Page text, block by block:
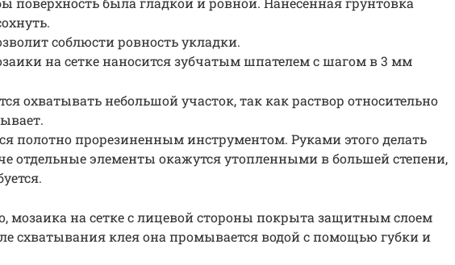
соблюсти ровность укладки.
на сетке наносится зубчатым шпателем с шагом в 3 мм
охватывать небольшой участок, так как раствор относительно
полотно прорезиненным инструментом. Руками этого делать
отдельные элементы окажутся утопленными в большей степени,
мозаика на сетке с лицевой стороны покрыта защитным слоем
схватывания клея она промывается водой с помощью губки и